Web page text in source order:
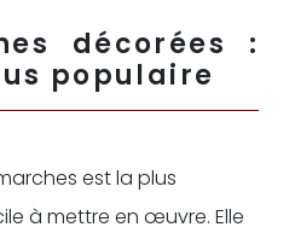
décorées :
populaire
est la plus
à mettre en œuvre. Elle